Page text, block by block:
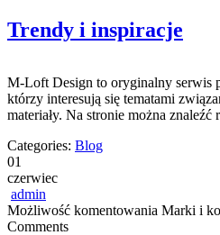
Trendy i inspiracje
M-Loft Design to oryginalny serwis
którzy interesują się tematami
materiały. Na stronie można
Categories: Blog
01
czerwiec
admin
Możliwość komentowania Marki i
Comments